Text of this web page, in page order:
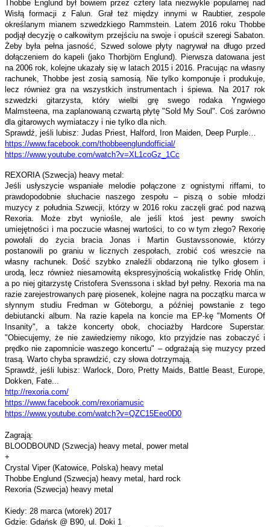
Thobbe Englund był bowiem przez cztery lata niezwykle popularnej nad
Wisłą formacji z Falun. Grał też między innymi w Raubtier, zespole
określanym mianem szwedzkiego Rammstein. Latem 2016 roku Thobbe
podjął decyzję o całkowitym przejściu na swoje i opuścił szeregi Sabaton.
Żeby była pełna jasność, Szwed solowe płyty nagrywał na długo przed
dołączeniem do kapeli (jako Thorbjörn Englund). Pierwsza datowana jest
na 2006 rok, kolejne ukazały się w latach 2015 i 2016. Pracując na własny
rachunek, Thobbe jest zosią samosią. Nie tylko komponuje i produkuje,
lecz również gra na wszystkich instrumentach i śpiewa. Na 2017 rok
szwedzki gitarzysta, który wielbi grę swego rodaka Yngwiego
Malmsteena, ma zaplanowaną czwartą płytę "Sold My Soul". Coś zarówno
dla gitarowych wymiataczy i nie tylko dla nich.
Sprawdź, jeśli lubisz: Judas Priest, Halford, Iron Maiden, Deep Purple…
https://www.facebook.com/thobbeenglundofficial/
https://www.youtube.com/watch?v=XL1coGz_1Cc
REXORIA (Szwecja) heavy metal:
Jeśli usłyszycie wspaniałe melodie połączone z ognistymi riffami, to
prawdopodobnie słuchacie naszego zespołu – piszą o sobie młodzi
muzycy z południa Szwecji, którzy w 2016 roku zaczęli grać pod nazwą
Rexoria. Może zbyt wyniośle, ale jeśli ktoś jest pewny swoich
umiejętności i ma poczucie własnej wartości, to co w tym złego? Rexorię
powołali do życia bracia Jonas i Martin Gustavssonowie, którzy
postanowili po graniu w licznych zespołach, zrobić coś wreszcie na
własny rachunek. Dość szybko znaleźli obdarzoną nie tylko głosem i
urodą, lecz również niesamowitą ekspresyjnością wokalistkę Fridę Ohlin,
a po niej gitarzystę Cristofera Svenssona i skład był pełny. Rexoria ma na
razie zarejestrowanych parę piosenek, kolejne nagra na początku marca w
słynnym studiu Fredman w Göteborgu, a później powstanie z tego
debiutancki album. Na razie kapela na koncie ma EP-kę "Moments Of
Insanity", a także koncerty obok, chociażby Hardcore Superstar.
"Obiecujemy, że nie zawiedziemy nikogo, kto przyjdzie nas zobaczyć i
prędko nie zapomnicie waszego koncertu" – odgrażają się muzycy przed
trasą. Warto chyba sprawdzić, czy słowa dotrzymają.
Sprawdź, jeśli lubisz: Warlock, Doro, Pretty Maids, Battle Beast, Europe,
Dokken, Fate...
http://rexoria.com/
https://www.facebook.com/rexoriamusic
https://www.youtube.com/watch?v=QZC15Eeo0D0
Zagrają:
BLOODBOUND (Szwecja) heavy metal, power metal
+
Crystal Viper (Katowice, Polska) heavy metal
Thobbe Englund (Szwecja) heavy metal, hard rock
Rexoria (Szwecja) heavy metal
Kiedy: 28 marca (wtorek) 2017
Gdzie: Gdańsk @ B90, ul. Doki 1